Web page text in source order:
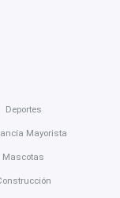
Deportes
Mayorista
Mascotas